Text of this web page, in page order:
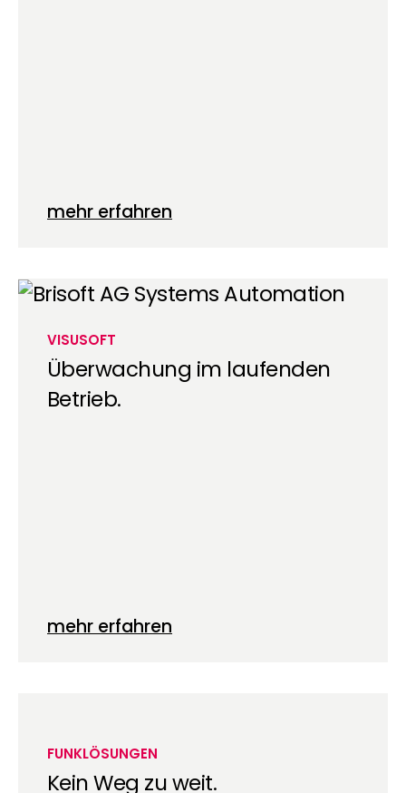
mehr erfahren
VISUSOFT
Überwachung im laufenden
Betrieb.
mehr erfahren
FUNKLÖSUNGEN
Kein Weg zu weit.